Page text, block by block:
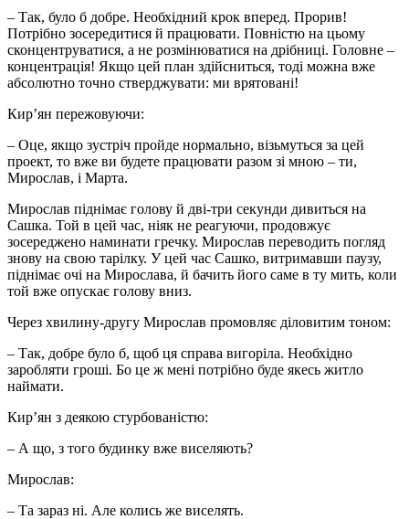
– Так, було б добре. Необхідний крок вперед. Прорив!
Потрібно зосередитися й працювати. Повністю на цьому
сконцентруватися, а не розмінюватися на дрібниці. Головне –
концентрація! Якщо цей план здійсниться, тоді можна вже
абсолютно точно стверджувати: ми врятовані!
Кир’ян пережовуючи:
– Оце, якщо зустріч пройде нормально, візьмуться за цей
проект, то вже ви будете працювати разом зі мною – ти,
Мирослав, і Марта.
Мирослав піднімає голову й дві-три секунди дивиться на
Сашка. Той в цей час, ніяк не реагуючи, продовжує
зосереджено наминати гречку. Мирослав переводить погляд
знову на свою тарілку. У цей час Сашко, витримавши паузу,
піднімає очі на Мирослава, й бачить його саме в ту мить, коли
той вже опускає голову вниз.
Через хвилину-другу Мирослав промовляє діловитим тоном:
– Так, добре було б, щоб ця справа вигоріла. Необхідно
заробляти гроші. Бо це ж мені потрібно буде якесь житло
наймати.
Кир’ян з деякою стурбованістю:
– А що, з того будинку вже виселяють?
Мирослав:
– Та зараз ні. Але колись же виселять.